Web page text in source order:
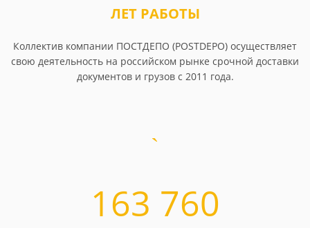
ЛЕТ РАБОТЫ
Коллектив компании ПОСТДЕПО (POSTDEPO) осуществляет
свою деятельность на российском рынке срочной доставки
документов и грузов с 2011 года.
163 760